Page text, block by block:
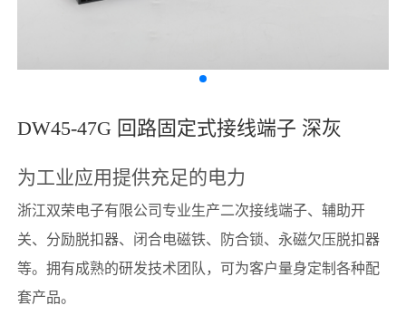
DW45-47G 回路固定式接线端子 深灰
为工业应用提供充足的电力
浙江双荣电子有限公司专业生产二次接线端子、辅助开
关、分励脱扣器、闭合电磁铁、防合锁、永磁欠压脱扣器
等。拥有成熟的研发技术团队，可为客户量身定制各种配
套产品。